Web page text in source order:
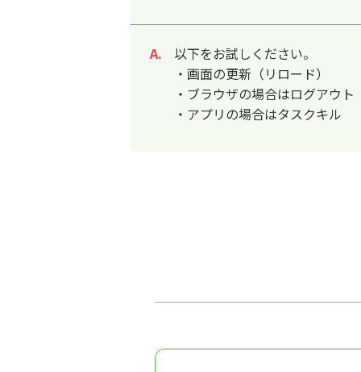
回答
以下をお試しください。
・画面の更新（リロード）
・ブラウザの場合はログアウト
・アプリの場合はタスクキル